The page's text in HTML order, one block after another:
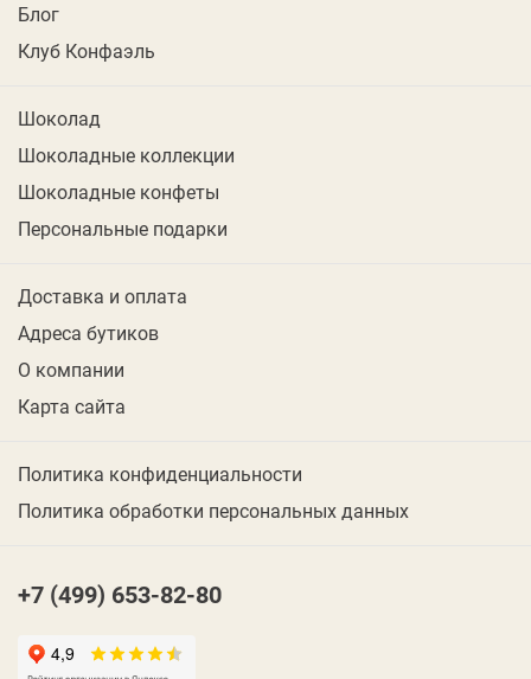
Блог
Клуб Конфаэль
Шоколад
Шоколадные коллекции
Шоколадные конфеты
Персональные подарки
Доставка и оплата
Адреса бутиков
О компании
Карта сайта
Политика конфиденциальности
Политика обработки персональных данных
+7 (499) 653-82-80